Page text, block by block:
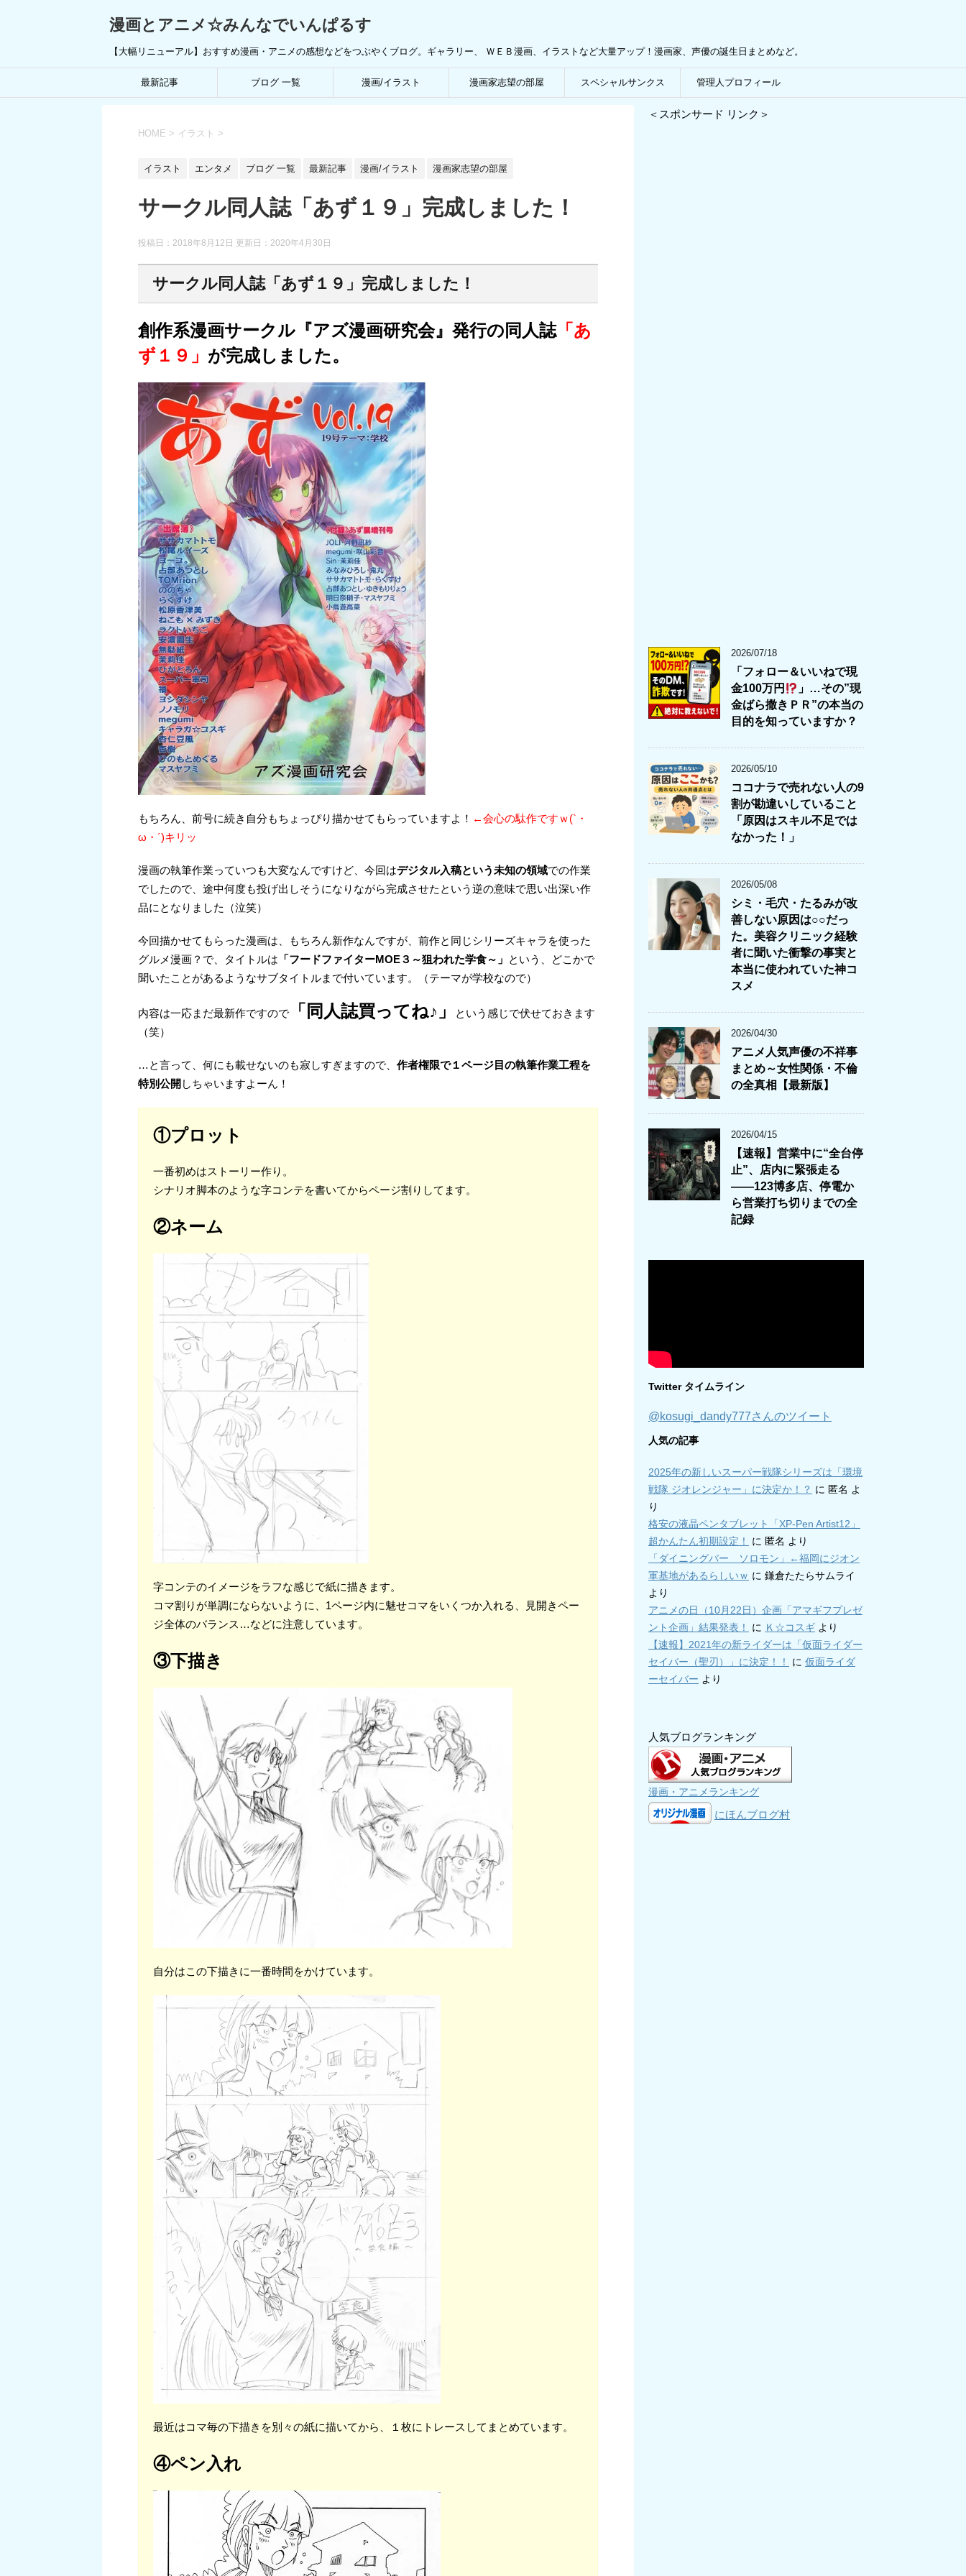
漫画とアニメ☆みんなでいんぱるす
【大幅リニューアル】おすすめ漫画・アニメの感想などをつぶやくブログ。ギャラリー、 ＷＥＢ漫画、イラストなど大量アップ！漫画家、声優の誕生日まとめなど。
最新記事 ブログ 一覧 漫画/イラスト 漫画家志望の部屋 スペシャルサンクス 管理人プロフィール
HOME > イラスト >
イラスト エンタメ ブログ 一覧 最新記事 漫画/イラスト 漫画家志望の部屋
サークル同人誌「あず１９」完成しました！
投稿日：2018年8月12日 更新日： 2020年4月30日
サークル同人誌「あず１９」完成しました！
創作系漫画サークル『アズ漫画研究会』発行の同人誌「あ
ず１９」 が完成しました。
もちろん、前号に続き自分もちょっぴり描かせてもらっていますよ！ ←会心の駄作ですｗ(`・
ω・´)キリッ
漫画の執筆作業っていつも大変なんですけど、今回はデジタル入稿という未知の領域での作業
でしたので、途中何度も投げ出しそうになりながら完成させたという逆の意味で思い出深い作
品にとなりました（泣笑）
今回描かせてもらった漫画は、もちろん新作なんですが、前作と同じシリーズキャラを使った
グルメ漫画？で、タイトルは 「フードファイターMOE３～狙われた学食～」 という、どこかで
聞いたことがあるようなサブタイトルまで付いています。（テーマが学校なので）
内容は一応まだ最新作ですので 「同人誌買ってね♪」
という感じで伏せておきます
（笑）
…と言って、何にも載せないのも寂しすぎますので、 作者権限で１ページ目の執筆作業工程を
特別公開 しちゃいますよーん！
①プロット
一番初めはストーリー作り。
シナリオ脚本のような字コンテを書いてからページ割りしてます。
②ネーム
字コンテのイメージをラフな感じで紙に描きます。
コマ割りが単調にならないように、1ページ内に魅せコマをいくつか入れる、見開きペー
ジ全体のバランス…などに注意しています。
③下描き
自分はこの下描きに一番時間をかけています。
最近はコマ毎の下描きを別々の紙に描いてから、１枚にトレースしてまとめています。
④ペン入れ
＜スポンサード リンク＞
2026/07/18
「フォロー＆いいねで現
金100万円
」…その”現
金ばら撒きＰＲ”の本当の
目的を知っていますか？
2026/05/10
ココナラで売れない人の9
割が勘違いしていること
「原因はスキル不足では
なかった！」
2026/05/08
シミ・毛穴・たるみが改
善しない原因は○○だっ
た。美容クリニック経験
者に聞いた衝撃の事実と
本当に使われていた神コ
スメ
2026/04/30
アニメ人気声優の不祥事
まとめ～女性関係・不倫
の全真相【最新版】
2026/04/15
【速報】営業中に“全台停
止”、店内に緊張走る
――123博多店、停電か
ら営業打ち切りまでの全
記録
Twitter タイムライン
@kosugi_dandy777さんのツイート
人気の記事
2025年の新しいスーパー戦隊シリーズは「環境
戦隊 ジオレンジャー」に決定か！？ に 匿名 よ
り
格安の液晶ペンタブレット「XP-Pen Artist12」
超かんたん初期設定！
に 匿名 より
「ダイニングバー ソロモン」←福岡にジオン
軍基地があるらしいｗ に 鎌倉たたらサムライ
より
アニメの日（10月22日）企画「アマギフプレゼ
ント企画」結果発表！
に Ｋ☆コスギ より
【速報】2021年の新ライダーは「仮面ライダー
セイバー（聖刃）」に決定！！
に 仮面ライダ
ーセイバー より
人気ブログランキング
漫画・アニメランキング
にほんブログ村